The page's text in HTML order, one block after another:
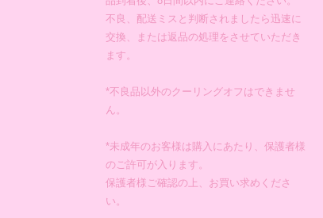
不良、配送ミスと判断されましたら迅速に
交換、または返品の処理をさせていただき
ます。
*不良品以外のクーリングオフはできませ
ん。
*未成年のお客様は購入にあたり、保護者様
のご許可が入ります。
保護者様ご確認の上、お買い求めくださ
い。